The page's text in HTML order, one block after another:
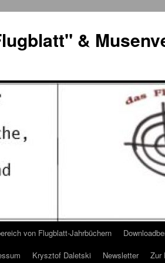
&
von Flugblatt-Jahrbüchern
Krysztof Daletski Newsletter Zur